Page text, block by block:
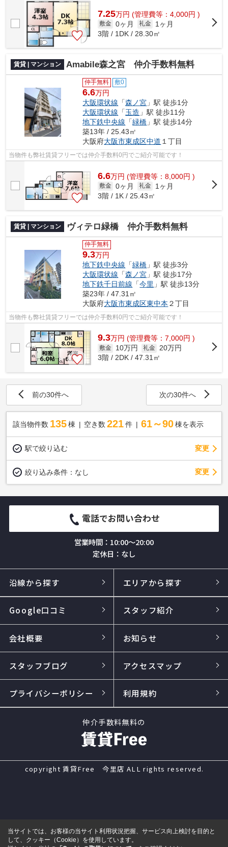
7.25万円 (管理費等：4,000円 )
敷金 0ヶ月 礼金
1ヶ月
3階 / 1DK / 28.30㎡
賃貸 | マンション Amabile森之宮 仲介手数料無料
仲手無料 敷0
6.6万円
大阪環状線 「森ノ宮 」駅 徒歩1分
大阪環状線 「玉造 」駅 徒歩11分
地下鉄中央線 「緑橋 」駅 徒歩14分
築13年 / 25.43㎡
大阪府大阪市東成区中道 １丁目
当物件も弊社賃貸フリーでは仲介手数料0円でご紹介可能です！
6.6万円 (管理費等：8,000円 )
敷金 0ヶ月 礼金
1ヶ月
3階 / 1K / 25.43㎡
賃貸 | マンション ヴィテロ緑橋 仲介手数料無料
仲手無料
9.3万円
地下鉄中央線 「緑橋 」駅 徒歩3分
大阪環状線 「森ノ宮 」駅 徒歩17分
地下鉄千日前線 「今里 」駅 徒歩13分
築23年 / 47.31㎡
大阪府大阪市東成区東中本 ２丁目
当物件も弊社賃貸フリーでは仲介手数料0円でご紹介可能です！
9.3万円 (管理費等：7,000円 )
敷金 10万円 礼金 20万円
3階 / 2DK / 47.31㎡
前の30件へ 次の30件へ
該当物件数 135棟 空き数 221 件 61～90 棟を表示
駅で絞り込む 変更
絞り込み条件： なし 変更
電話でお問い合わせ
営業時間：10:00～20:00
定休日：なし
沿線から探す エリアから探す
Google口コミ スタッフ紹介
会社概要 お知らせ
スタッフブログ アクセスマップ
プライバシーポリシー 利用規約
仲介手数料無料の
copyright 賃貸Free 今里店 ALL rights reserved.
当サイトでは、お客様の当サイト利用状況把握、サービス向上検討を目的と
して、クッキー（Cookie）を使用しています。